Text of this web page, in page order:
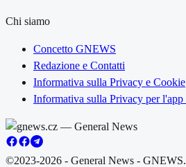
Chi siamo
Concetto GNEWS
Redazione e Contatti
Informativa sulla Privacy e Cookie
Informativa sulla Privacy per
©2023-2026 - General News -